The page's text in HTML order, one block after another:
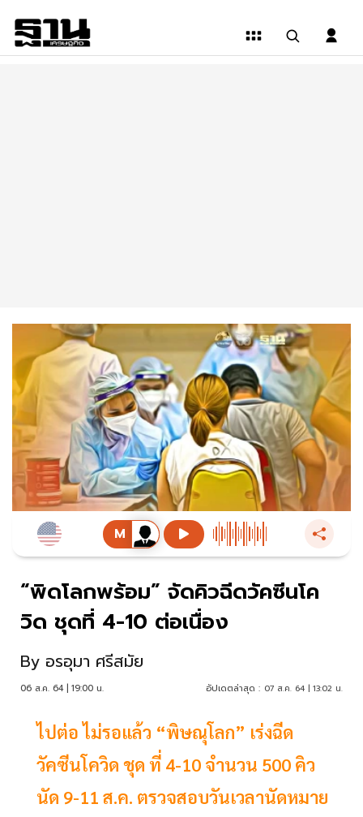
“พิดโลกพร้อม” จัดคิวฉีดวัคซีนโค
วิด ชุดที่ 4-10 ต่อเนื่อง
By อรอุมา ศรีสมัย
06 ส.ค. 64 | 19:00 น. อัปเดตล่าสุด : 07 ส.ค. 64 | 13:02 น.
ไปต่อ ไม่รอแล้ว “พิษณุโลก” เร่งฉีด
วัคซีนโควิด ชุด ที่ 4-10 จำนวน 500 คิว
นัด 9-11 ส.ค. ตรวจสอบวันเวลานัดหมาย